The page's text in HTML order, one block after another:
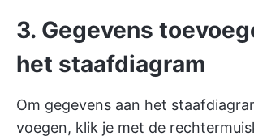
3. Gegevens
het staafdiagram
Om gegevens aan het
voegen, klik je met de